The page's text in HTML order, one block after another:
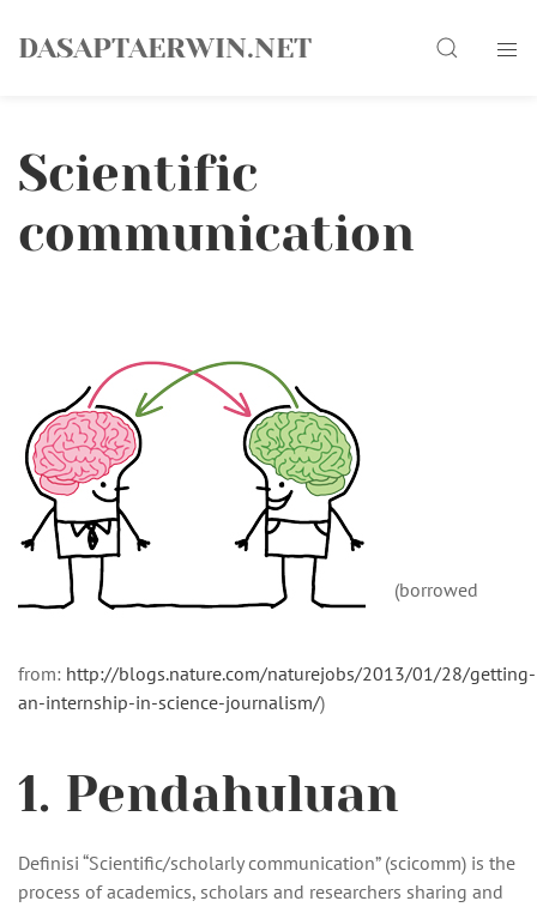
DASAPTAERWIN.NET Search
Scientific
communication
(borrowed
from: http://blogs.nature.com/naturejobs/2013/01/28/getting-
an-internship-in-science-journalism/)
1. Pendahuluan
Definisi “Scientific/scholarly communication” (scicomm) is the
process of academics, scholars and researchers sharing and